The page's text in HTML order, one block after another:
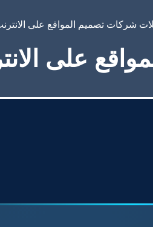
شركات تصميم المواقع على
على